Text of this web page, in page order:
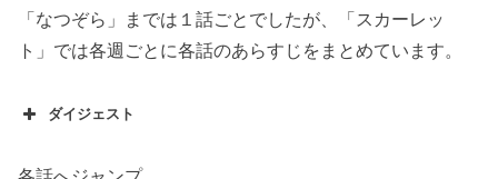
「なつぞら」までは１話ごとでしたが、「スカーレッ
ト」では各週ごとに各話のあらすじをまとめています。
ダイジェスト